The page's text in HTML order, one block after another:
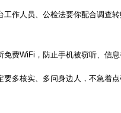
工作人员、公检法要你配合调查
费WiFi，防止手机被窃听、信息
要多核实、多问身边人，不急着